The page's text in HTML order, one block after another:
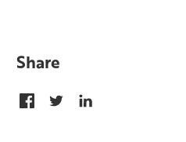
Share